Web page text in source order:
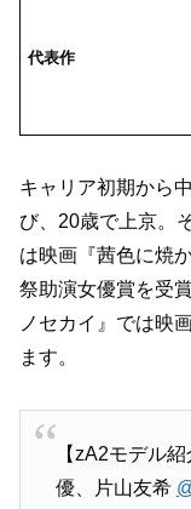
代表作
キャリア初期から
び、20歳で上京。
は映画『茜色に焼
祭助演女優賞を受
ノセカイ』では映
ます。
【zA2モデル
優、片山友希